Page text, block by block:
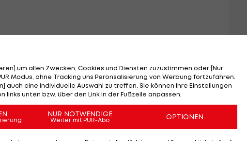
Wer entscheidet das Duell der Giganten
beim Sandplatz-Highlight im Fürstentum.
um allen Zwecken, Cookies und Diensten zuzustimmen oder [Nur
Modus, ohne Tracking uns Peronsalisierung von Werbung fortzufahren.
auch eine individuelle Auswahl zu treffen. Sie können Ihre Einstellungen
unten bzw. über den Link in der Fußzeile anpassen.
NUR NOTWENDIGE
Weiter mit PUR-Abo OPTIONEN